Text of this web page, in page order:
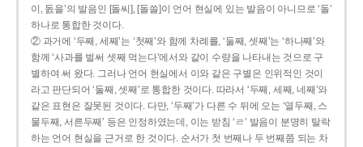
이, 돐을’의 발음인 [돌씨], [돌쓸]이 언어 현실에 있는 발음이 아니므로 ‘돌’
하나로 통합한 것이다.
② 과거에 ‘두째, 세째’는 ‘첫째’와 함께 차례를, ‘둘째, 셋째’는 ‘하나째’와
함께 ‘사과를 벌써 셋째 먹는다’에서와 같이 수량을 나타내는 것으로 구
별하여 써 왔다. 그러나 언어 현실에서 이와 같은 구별은 인위적인 것이
라고 판단되어 ‘둘째, 셋째’로 통합한 것이다. 따라서 ‘두째, 세째, 네째’와
같은 표현은 잘못된 것이다. 다만, ‘두째’가 다른 수 뒤에 오는 ‘열두째, 스
물두째, 서른두째’ 등은 인정하였는데, 이는 받침 ‘ㄹ’ 발음이 분명히 탈락
하는 언어 현실을 근거로 한 것이다. 순서가 첫 번째나 두 번째쯤 되는 차